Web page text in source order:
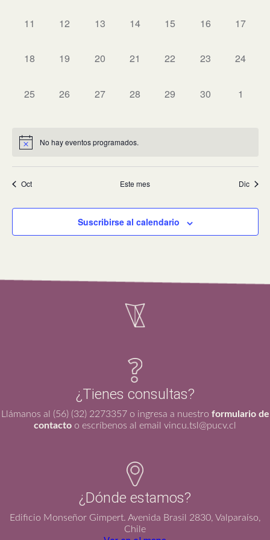
0
11
0
12
0
13
0
14
0
15
0
16
0
17
0
18
0
19
0
20
0
21
0
22
0
23
0
24
0
25
0
26
0
27
0
28
0
29
0
30
0
1
No hay eventos programados.
Oct Este mes Dic
Suscribirse al calendario
¿Tienes consultas?
Llámanos al (56) (32) 2273357 o ingresa a nuestro formulario de
contacto o escríbenos al email vincu.tsl@pucv.cl
¿Dónde estamos?
Edificio Monseñor Gimpert. Avenida Brasil 2830, Valparaíso,
Chile